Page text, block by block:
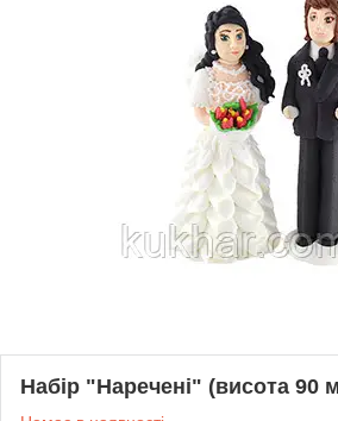
Набір "Наречені" (висота 90